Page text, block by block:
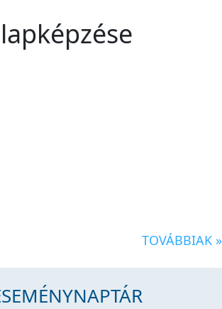
TOVÁBBIAK »